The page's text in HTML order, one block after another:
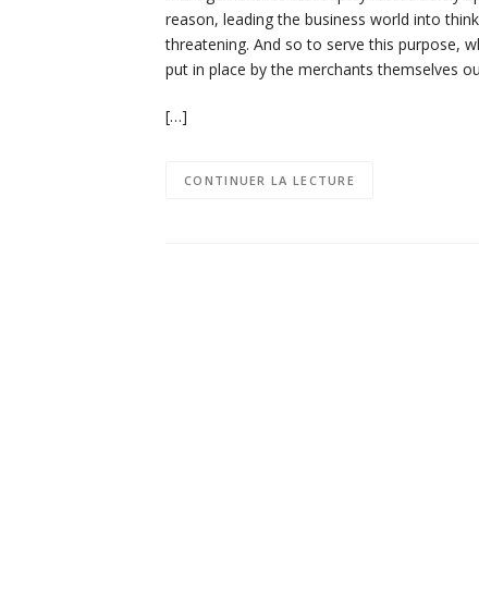
reason, leading the business world into
threatening. And so to serve this purpose,
put in place by the merchants themselves
[…]
CONTINUER LA LECTURE